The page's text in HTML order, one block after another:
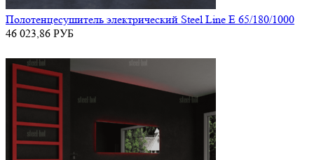
Полотенцесушитель электрический Steel Line E 65/180/1000
46 023,86 РУБ